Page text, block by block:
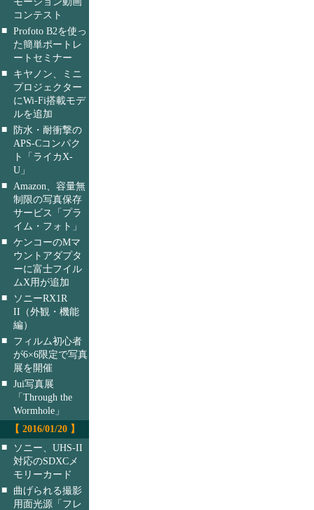
コンテスト
■ Profoto B2を使っ
た簡単ポートレ
ートセミナー
■
キヤノン、ミニ
プロジェクター
にWi-Fi搭載モデ
ルを追加
■
防水・耐衝撃の
APS-Cコンパク
ト「ライカX-
U」
■
Amazon、容量無
制限の写真保存
サービス「プラ
イム・フォト」
■ ケンコーのMマ
ウントアダプタ
ーに富士フイル
ムX用が追加
■
ソニーRX1R
II（外観・機能
編）
■
フィルム初心者
が6×6限定で写真
展を開催
■ Jui写真展
「Through the
Wormhole」
【 2016/01/20 】
■
ソニー、UHS-II
対応のSDXCメ
モリーカード
■
曲げられる撮影
用面光源「フレ